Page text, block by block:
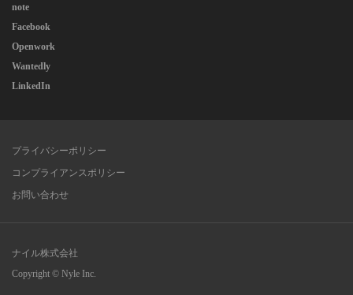
note
Facebook
Openwork
Wantedly
LinkedIn
プライバシーポリシー
コンプライアンスポリシー
お問い合わせ
ナイル株式会社
Copyright © Nyle Inc.